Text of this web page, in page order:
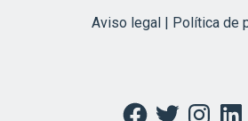
Aviso legal | Política de
Facebook
TwitterInstagram